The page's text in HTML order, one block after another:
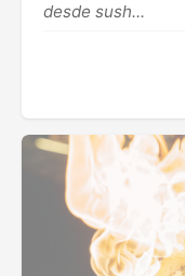
desde sush...